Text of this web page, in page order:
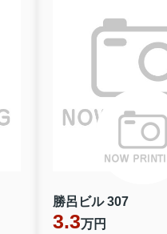
勝呂ビル 307
3.3万円